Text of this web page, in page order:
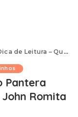
de Leitura – Quem é o Pantera Negra? (Reginald Hudlin & John Romita Jr)
Pantera
Romita